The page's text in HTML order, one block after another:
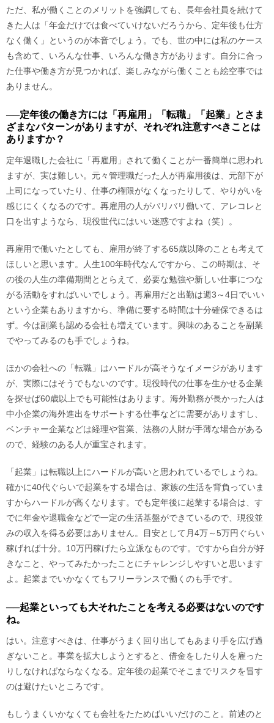
ただ、私が働くことのメリットを強調しても、長年会社員を続けて
きた人は「年金だけでは食べていけないだろうから、定年後も仕方
なく働く」というのが本音でしょう。でも、世の中には私のケース
も含めて、いろんな仕事、いろんな働き方があります。自分に合っ
た仕事や働き方が見つかれば、楽しみながら働くことも絵空事では
ありません。
──定年後の働き方には「再雇用」「転職」「起業」とさま
ざまなパターンがありますが、それぞれ注意すべきことは
ありますか？
定年退職した会社に「再雇用」されて働くことが一番簡単に思われ
ますが、実は難しい。元々管理職だった人が再雇用後は、元部下が
上司になっていたり、仕事の権限がなくなったりして、やりがいを
感じにくくなるのです。再雇用の人がバリバリ働いて、アレコレと
口を出すようなら、現役世代にはいい迷惑ですよね（笑）。
再雇用で働いたとしても、雇用が終了する65歳以降のことも考えて
ほしいと思います。人生100年時代なんですから、この時期は、そ
の後の人生の準備期間ととらえて、必要な勉強や新しい仕事につな
がる活動をすればいいでしょう。再雇用だと出勤は週3～4日でいい
という企業もありますから、準備に要する時間は十分確保できるは
ず。今は副業も認める会社も増えています。興味のあることを副業
でやってみるのも手でしょうね。
ほかの会社への「転職」はハードルが高そうなイメージがあります
が、実際にはそうでもないのです。現役時代の仕事を生かせる企業
を探せば60歳以上でも可能性はあります。海外勤務が長かった人は
中小企業の海外進出をサポートする仕事などに需要がありますし、
ベンチャー企業などは経理や営業、法務の人財が手薄な場合がある
ので、経験のある人が重宝されます。
「起業」は転職以上にハードルが高いと思われているでしょうね。
確かに40代ぐらいで起業をする場合は、家族の生活を背負っていま
すからハードルが高くなります。でも定年後に起業する場合は、す
でに年金や退職金などで一定の生活基盤ができているので、現役並
みの収入を得る必要はありません。目安として月4万～5万円ぐらい
稼げれば十分。10万円稼げたら立派なものです。ですから自分が好
きなこと、やってみたかったことにチャレンジしやすいと思います
よ。起業までいかなくてもフリーランスで働くのも手です。
──起業といっても大それたことを考える必要はないのです
ね。
はい。注意すべきは、仕事がうまく回り出してもあまり手を広げ過
ぎないこと。事業を拡大しようとすると、借金をしたり人を雇った
りしなければならなくなる。定年後の起業でそこまでリスクを冒す
のは避けたいところです。
もしうまくいかなくても会社をたためばいいだけのこと。前述のと